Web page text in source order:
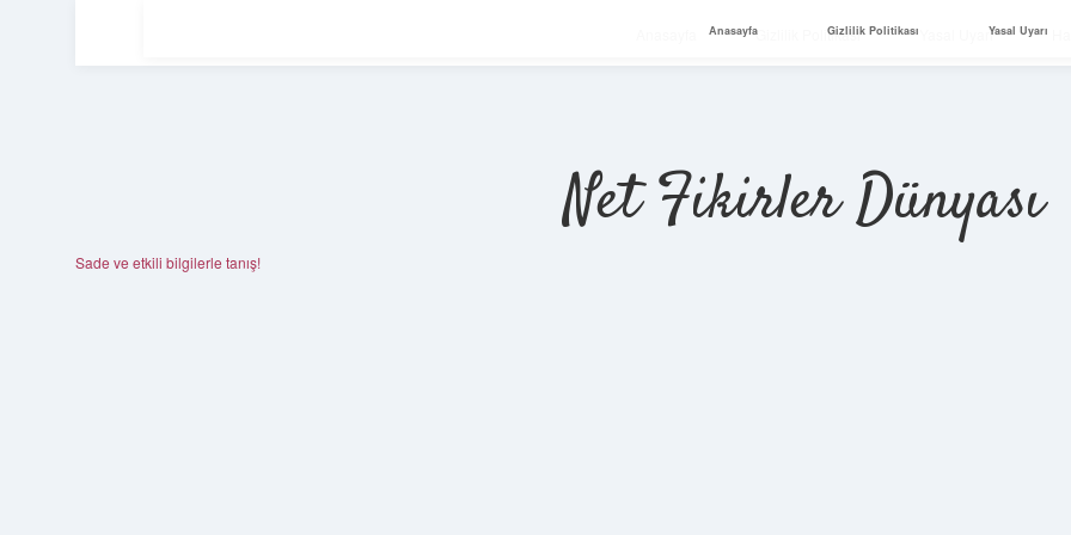
Gizlilik Politikası Yasal Uyarı
Net Fikirler Dünyası
Sade ve etkili bilgilerle tanış!
Anasayfa Gizlilik Politikası Yasal Uyarı